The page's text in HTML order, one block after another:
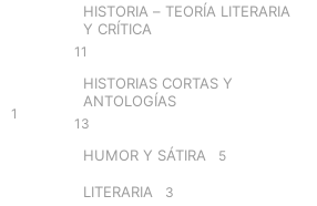
1
HISTORIA – TEORÍA LITERARIA
Y CRÍTICA
11
HISTORIAS CORTAS Y
ANTOLOGÍAS
13
HUMOR Y SÁTIRA 5
LITERARIA 3